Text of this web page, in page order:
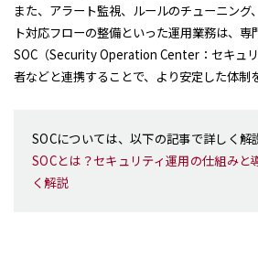
また、アラート監視、ルールのチューニング
ト対応フローの整備といった運用業務は、専
SOC（Security Operation Center：セキュ
者などと連携することで、より安定した体制
SOCについては、以下の記事で詳しく解
SOCとは？セキュリティ運用の仕組みと
く解説